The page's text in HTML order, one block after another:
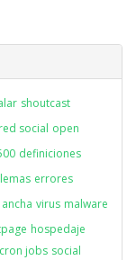
shoutcast
red social open
definiciones
errores
virus malware
hospedaje
cron jobs social